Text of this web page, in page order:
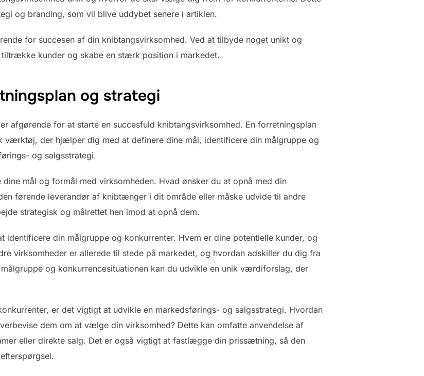
og branding, som vil blive uddybet senere i artiklen.
for succesen af din knibtangsvirksomhed. Ved at tilbyde noget unikt og
kunder og skabe en stærk position i markedet.
og strategi
afgørende for at starte en succesfuld knibtangsvirksomhed. En forretningsplan
værktøj, der hjælper dig med at definere dine mål, identificere din målgruppe og
og salgsstrategi.
mål og formål med virksomheden. Hvad ønsker du at opnå med din
førende leverandør af knibtænger i dit område eller måske udvide til andre
strategisk og målrettet hen imod at opnå dem.
identificere din målgruppe og konkurrenter. Hvem er dine potentielle kunder, og
virksomheder er allerede til stede på markedet, og hvordan adskiller du dig fra
og konkurrencesituationen kan du udvikle en unik værdiforslag, der
er det vigtigt at udvikle en markedsførings- og salgsstrategi. Hvordan
dem om at vælge din virksomhed? Dette kan omfatte anvendelse af
eller direkte salg. Det er også vigtigt at fastlægge din prissætning, så den